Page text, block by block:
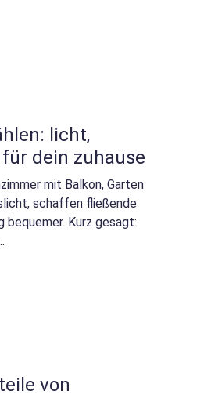
licht,
dein zuhause
mit Balkon, Garten
schaffen fließende
bequemer. Kurz gesagt:
von